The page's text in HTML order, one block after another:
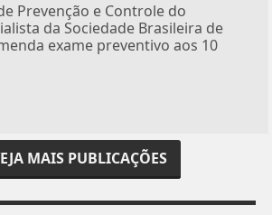
Prevenção e Controle do
da Sociedade Brasileira de
exame preventivo aos 10
MAIS PUBLICAÇÕES